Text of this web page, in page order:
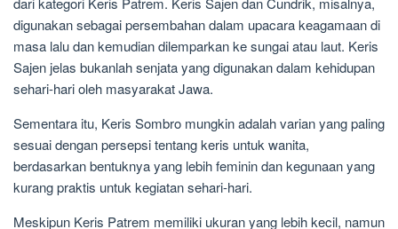
digunakan sebagai persembahan dalam upacara keagamaan di
masa lalu dan kemudian dilemparkan ke sungai atau laut. Keris
Sajen jelas bukanlah senjata yang digunakan dalam kehidupan
sehari-hari oleh masyarakat Jawa.
Sementara itu, Keris Sombro mungkin adalah varian yang paling
sesuai dengan persepsi tentang keris untuk wanita,
berdasarkan bentuknya yang lebih feminin dan kegunaan yang
kurang praktis untuk kegiatan sehari-hari.
Meskipun Keris Patrem memiliki ukuran yang lebih kecil, namun